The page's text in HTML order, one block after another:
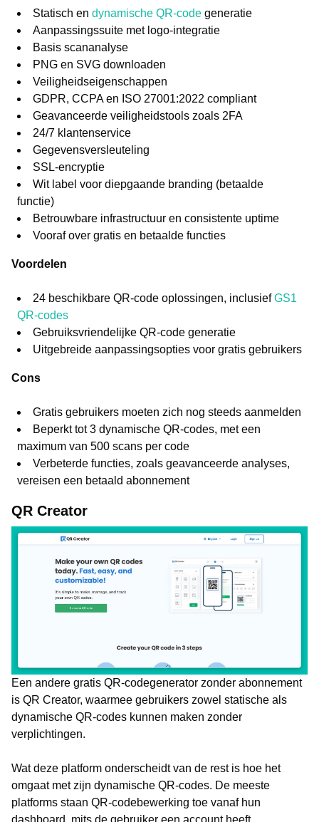
Statisch en dynamische QR-code generatie
Aanpassingssuite met logo-integratie
Basis scananalyse
PNG en SVG downloaden
Veiligheidseigenschappen
GDPR, CCPA en ISO 27001:2022 compliant
Geavanceerde veiligheidstools zoals 2FA
24/7 klantenservice
Gegevensversleuteling
SSL-encryptie
Wit label voor diepgaande branding (betaalde
functie)
Betrouwbare infrastructuur en consistente uptime
Vooraf over gratis en betaalde functies
Voordelen
24 beschikbare QR-code oplossingen, inclusiefGS1
QR-codes
Gebruiksvriendelijke QR-code generatie
Uitgebreide aanpassingsopties voor gratis gebruikers
Cons
Gratis gebruikers moeten zich nog steeds aanmelden
Beperkt tot 3 dynamische QR-codes, met een
maximum van 500 scans per code
Verbeterde functies, zoals geavanceerde analyses,
vereisen een betaald abonnement
QR Creator
Een andere gratis QR-codegenerator zonder abonnement
is QR Creator, waarmee gebruikers zowel statische als
dynamische QR-codes kunnen maken zonder
verplichtingen.
Wat deze platform onderscheidt van de rest is hoe het
omgaat met zijn dynamische QR-codes. De meeste
platforms staan QR-codebewerking toe vanaf hun